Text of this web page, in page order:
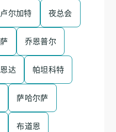
尔加特 夜总会
乔恩普尔
达 帕坦科特
萨哈尔萨
布道恩